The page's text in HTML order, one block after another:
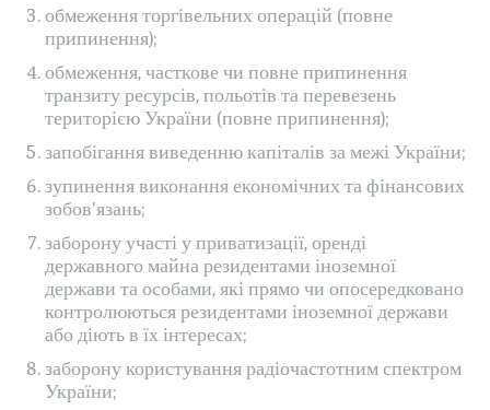
обмеження торгівельних операцій (повне
припинення);
обмеження, часткове чи повне припинення
транзиту ресурсів, польотів та перевезень
територією України (повне припинення);
запобігання виведенню капіталів за межі України;
зупинення виконання економічних та фінансових
зобов'язань;
заборону участі у приватизації, оренді
державного майна резидентами іноземної
держави та особами, які прямо чи опосередковано
контролюються резидентами іноземної держави
або діють в їх інтересах;
заборону користування радіочастотним спектром
України;